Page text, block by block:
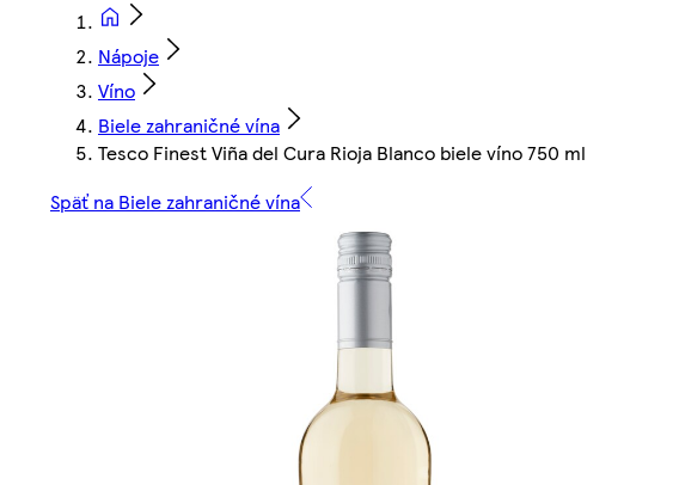
Nápoje
Víno
Biele zahraničné vína
Tesco Finest Viña del Cura Rioja Blanco biele víno 750 ml
Späť na Biele zahraničné vína